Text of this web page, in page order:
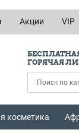
Акции VIP
ГОРЯЧАЯ
косметика